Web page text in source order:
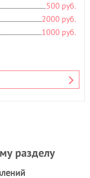
500 руб.
2000 руб.
1000 руб.
разделу